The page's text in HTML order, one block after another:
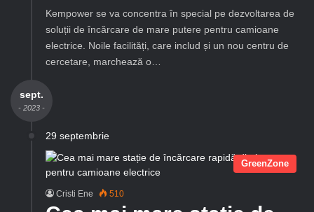
Kempower se va concentra în special pe dezvoltarea de
soluții de încărcare de mare putere pentru camioane
electrice. Noile facilități, care includ și un nou centru de
cercetare, marchează o…
sept.
- 2023 -
29 septembrie
GreenZone
Cristi Ene 510